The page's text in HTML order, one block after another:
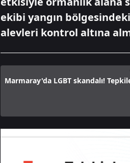
ekibi yangın
alevleri kontrol altına
Marmaray'da LGBT skandalı!